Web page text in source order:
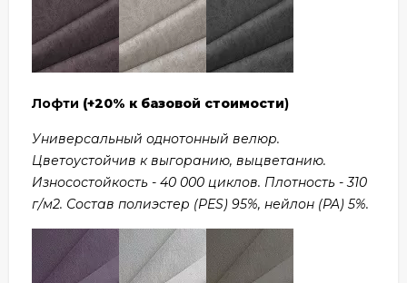
Лофти (+20% к базовой стоимости)
Универсальный однотонный велюр.
Цветоустойчив к выгоранию, выцветанию.
Износостойкость - 40 000 циклов. Плотность - 310
г/м2. Состав полиэстер (PES) 95%, нейлон (PA) 5%.